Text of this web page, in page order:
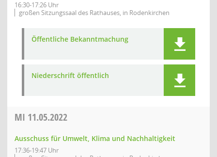
16:30-17:26 Uhr
großen Sitzungssaal des Rathauses, in Rodenkirchen
Öffentliche Bekanntmachung
Niederschrift öffentlich
MI 11.05.2022
Ausschuss für Umwelt, Klima und Nachhaltigkeit
17:36-19:47 Uhr